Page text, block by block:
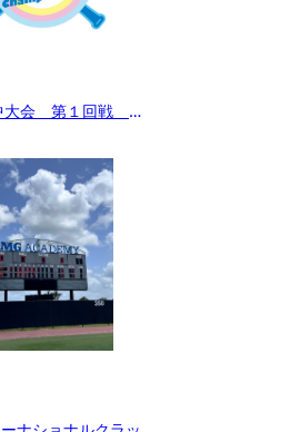
大会 第１回戦